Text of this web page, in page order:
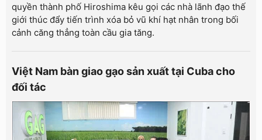
quyền thành phố Hiroshima kêu gọi các nhà lãnh đạo thế
giới thúc đẩy tiến trình xóa bỏ vũ khí hạt nhân trong bối
cảnh căng thẳng toàn cầu gia tăng.
Việt Nam bàn giao gạo sản xuất tại Cuba cho
đối tác